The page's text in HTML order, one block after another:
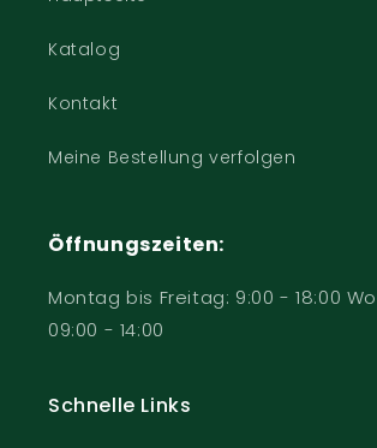
Katalog
Kontakt
Meine Bestellung verfolgen
Öffnungszeiten:
Montag bis Freitag: 9:00 - 18:00
09:00 - 14:00
Schnelle Links